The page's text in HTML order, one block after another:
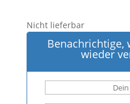
Nicht lieferbar
Benachrichtige,
wieder